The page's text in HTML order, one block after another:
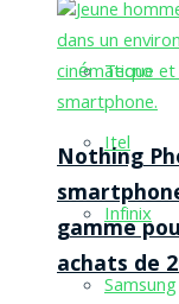
Tecno
Itel
Infinix
Samsung
Nothing
gamme
achats de